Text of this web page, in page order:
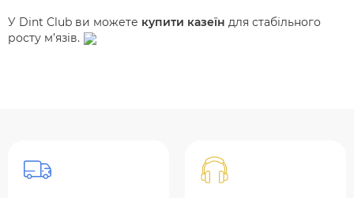
У Dint Club ви можете купити казеїн для стабільного
росту м’язів.